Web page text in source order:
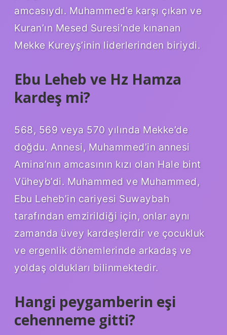
amcasıydı. Muhammed’e karşı çıkan ve
Kuran’ın Mesed Suresi’nde kınanan
Mekke Kureyş’inin liderlerinden biriydi.
Ebu Leheb ve Hz Hamza
kardeş mi?
568, 569 veya 570 yılında Mekke’de
doğdu. Annesi, Muhammed’in annesi
Amina’nın amcasının kızı olan Hale bint
Vüheyb’di. Muhammed ve Muhammed,
Ebu Leheb’in cariyesi Suwaybah
tarafından emzirildiği için, onlar aynı
zamanda üvey kardeşlerdir ve çocukluk
ve ergenlik dönemlerinde arkadaş ve
yoldaş oldukları bilinmektedir.
Hangi peygamberin eşi
cehenneme gitti?